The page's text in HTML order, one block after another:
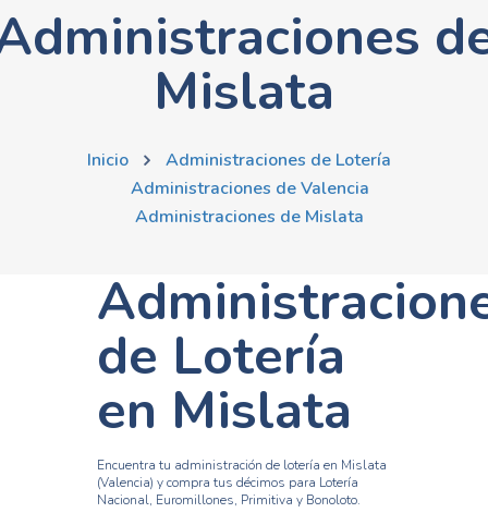
Mislata
Inicio
Administraciones de Lotería
Administraciones de Valencia
Administraciones de Mislata
de Lotería
en Mislata
Encuentra tu administración de lotería en Mislata
(Valencia) y compra tus décimos para Lotería
Nacional, Euromillones, Primitiva y Bonoloto.